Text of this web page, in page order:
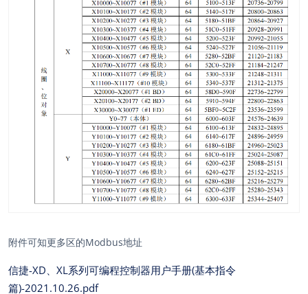
附件可知更多区的Modbus地址
信捷-XD、XL系列可编程控制器用户手册(基本指令
篇)-2021.10.26.pdf